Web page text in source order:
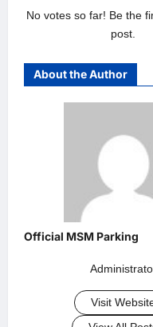
No votes so far! Be the
post.
About the Author
Visit